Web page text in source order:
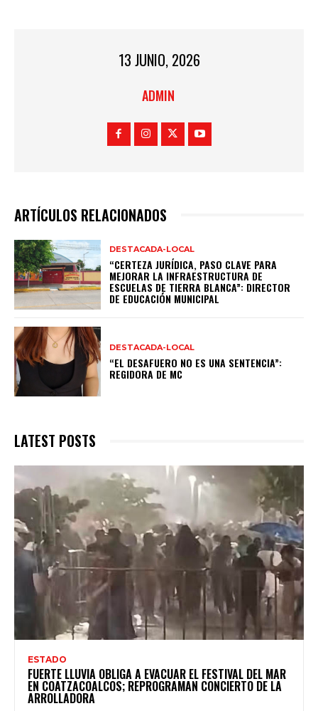
13 JUNIO, 2026
ADMIN
ARTÍCULOS RELACIONADOS
DESTACADA-LOCAL
“CERTEZA JURÍDICA, PASO CLAVE PARA
MEJORAR LA INFRAESTRUCTURA DE
ESCUELAS DE TIERRA BLANCA”: DIRECTOR
DE EDUCACIÓN MUNICIPAL
DESTACADA-LOCAL
“EL DESAFUERO NO ES UNA SENTENCIA”:
REGIDORA DE MC
LATEST POSTS
ESTADO
FUERTE LLUVIA OBLIGA A EVACUAR EL FESTIVAL DEL MAR
EN COATZACOALCOS; REPROGRAMAN CONCIERTO DE LA
ARROLLADORA